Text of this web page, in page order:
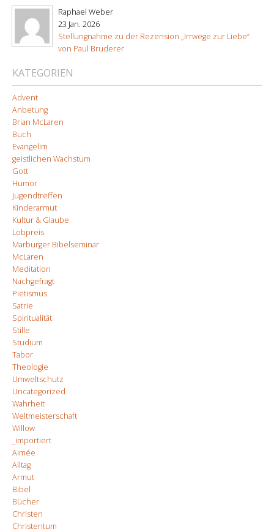
Raphael Weber
23 Jan. 2026
Stellungnahme zu der Rezension „Irrwege zur Liebe“
von Paul Bruderer
KATEGORIEN
Advent
Anbetung
Brian McLaren
Buch
Evangelim
geistlichen Wachstum
Gott
Humor
Jugendtreffen
Kinderarmut
Kultur & Glaube
Lobpreis
Marburger Bibelseminar
McLaren
Meditation
Nachgefragt
Pietismus
Satrie
Spiritualität
Stille
Studium
Tabor
Theologie
Umweltschutz
Uncategorized
Wahrheit
Weltmeisterschaft
Willow
_importiert
Aimée
Alltag
Armut
Bibel
Bücher
Christen
Christentum